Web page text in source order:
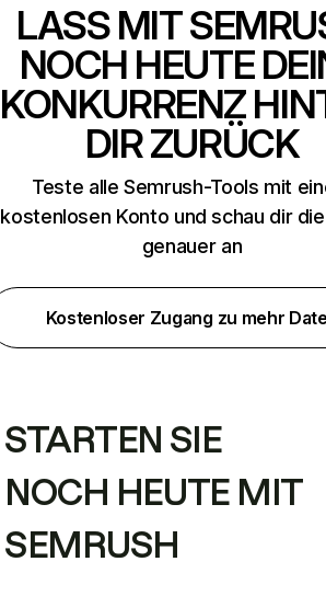
LASS MIT
NOCH HEUTE
KONKURRENZ
DIR ZURÜCK
Teste alle Semrush-Tools mit
kostenlosen Konto und schau dir
genauer an
Kostenloser Zugang zu mehr
STARTEN SIE
NOCH HEUTE MIT
SEMRUSH